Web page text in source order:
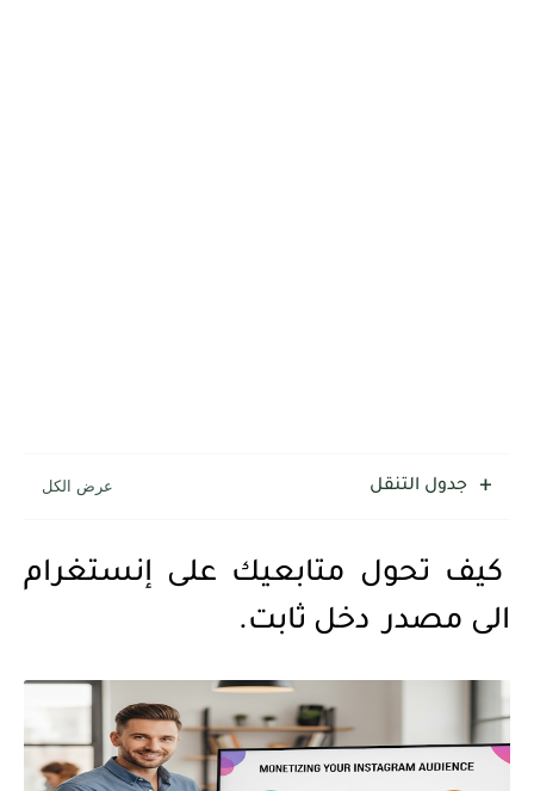
جدول التنقل
كيف تحول متابعيك على إنستغرام
الى مصدر دخل ثابت.